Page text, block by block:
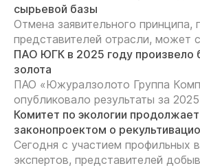
сырьевой базы
Отмена заявительного принципа,
представителей отрасли, может
ПАО ЮГК в 2025 году произвело
золота
ПАО «Южуралзолото Группа
опубликовало результаты за
Комитет по экологии
законопроектом о
Сегодня с участием профильных
экспертов, представителей